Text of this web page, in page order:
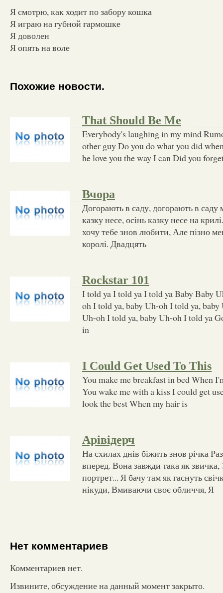
Я смотрю, как ходит по забору кошка
Я играю на губной гармошке
Я доволен
Я опять на воле
Похожие новости.
That Should Be Me
Everybody's laughing in my mind
other guy Do you do what you did
he love you the way I can Did you
Вчора
Догорають в саду, догорають в саду
казку несе, осінь казку несе на
хочу тебе знов любити, Але пізно
королі. Двадцять
Rockstar 101
I told ya I told ya I told ya Baby Baby
oh I told ya, baby Uh-oh I told ya,
Uh-oh I told ya, baby Uh-oh I told ya
in
I Could Get Used To This
You make me breakfast in bed When
You wake me with a kiss I could get
look the best When my hair is
Арівідерч
На схилах днів біжить знов річка
вперед. Вона завжди така як звичка,
портрет... Я бачу там як гаснуть
нікуди, Вмиваючи своє обличчя, Я
Нет комментариев
Комментариев нет.
Извините, обсуждение на данный момент закрыто.